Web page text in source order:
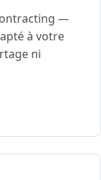
—
à votre
ni